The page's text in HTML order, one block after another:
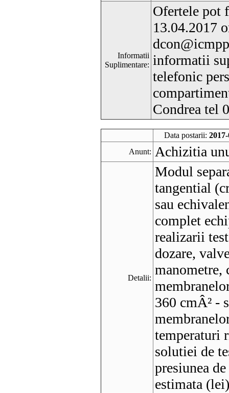
Informatii
Suplimentare:
Ofertele pot
13.04.2017
informatii
telefonic
Condrea tel
Data postarii:
Anunt: Achizitia
Detalii:
Modul
tangential
sau
complet
realizarii
dozare,
manometre,
360 cmÂ² -
temperaturi
solutiei de
presiunea
estimata